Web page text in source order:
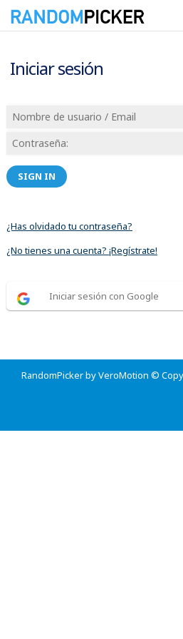
Iniciar sesión
SIGN IN
¿Has olvidado tu contraseña?
¿No tienes una cuenta? ¡Regístrate!
Iniciar sesión con Google
RandomPicker by VeroMotion ©